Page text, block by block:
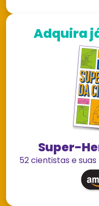
Adquira
Super-
52 cientistas e